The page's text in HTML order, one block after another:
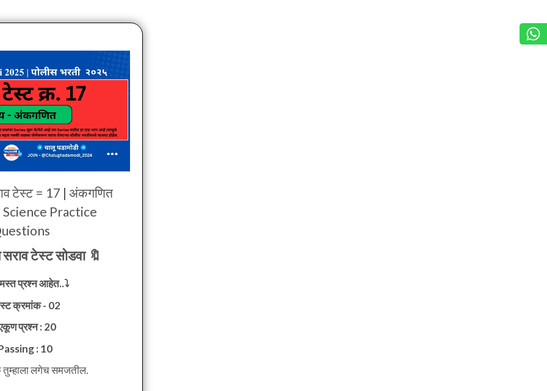
टेस्ट = 17 | अंकगणित
Science Practice
टेस्ट सोडवा 🔖
प्रश्न आहेत..⤵️
क्रमांक - 02
प्रश्न : 20
: 10
तुम्हाला लगेच समजतील.